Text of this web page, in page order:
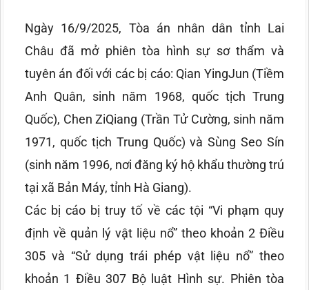
Ngày 16/9/2025, Tòa án nhân dân tỉnh Lai
Châu đã mở phiên tòa hình sự sơ thẩm và
tuyên án đối với các bị cáo: Qian YingJun (Tiềm
Anh Quân, sinh năm 1968, quốc tịch Trung
Quốc), Chen ZiQiang (Trần Tử Cường, sinh năm
1971, quốc tịch Trung Quốc) và Sùng Seo Sín
(sinh năm 1996, nơi đăng ký hộ khẩu thường trú
tại xã Bản Máy, tỉnh Hà Giang).
Các bị cáo bị truy tố về các tội “Vi phạm quy
định về quản lý vật liệu nổ” theo khoản 2 Điều
305 và “Sử dụng trái phép vật liệu nổ” theo
khoản 1 Điều 307 Bộ luật Hình sự. Phiên tòa